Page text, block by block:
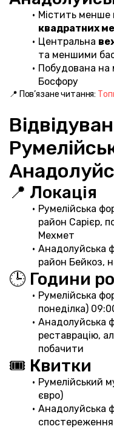
Містить менше
квадратних
Центральна
та меншими
Побудована на
Босфору
📍 Пов’язане читання:
📍 Локація
Румелійська
район Сарієр,
Мехмет
Анадолуйська
район Бейкоз,
🕒 Години
Румелійська
понеділка)
Анадолуйська
реставрацію,
побачити
🎟️ Квитки
Румелійський
євро)
Анадолуйська